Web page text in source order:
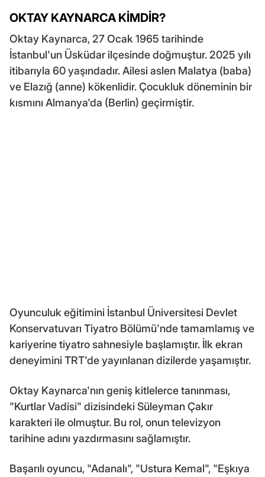
OKTAY KAYNARCA KİMDİR?
Oktay Kaynarca, 27 Ocak 1965 tarihinde
İstanbul'un Üsküdar ilçesinde doğmuştur. 2025 yılı
itibarıyla 60 yaşındadır. Ailesi aslen Malatya (baba)
ve Elazığ (anne) kökenlidir. Çocukluk döneminin bir
kısmını Almanya'da (Berlin) geçirmiştir.
Oyunculuk eğitimini İstanbul Üniversitesi Devlet
Konservatuvarı Tiyatro Bölümü'nde tamamlamış ve
kariyerine tiyatro sahnesiyle başlamıştır. İlk ekran
deneyimini TRT'de yayınlanan dizilerde yaşamıştır.
Oktay Kaynarca'nın geniş kitlelerce tanınması,
"Kurtlar Vadisi" dizisindeki Süleyman Çakır
karakteri ile olmuştur. Bu rol, onun televizyon
tarihine adını yazdırmasını sağlamıştır.
Başarılı oyuncu, "Adanalı", "Ustura Kemal", "Eşkıya